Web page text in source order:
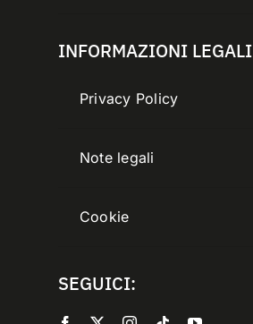
INFORMAZIONI LEGALI
Privacy Policy
Note legali
Cookie
SEGUICI: